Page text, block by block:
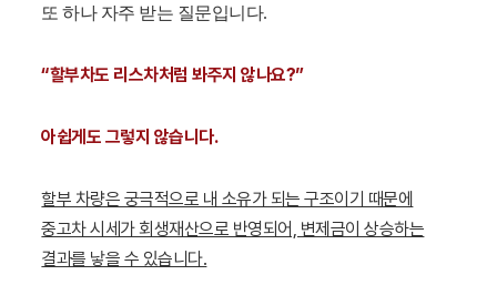
또 하나 자주 받는 질문입니다.
“할부차도 리스차처럼 봐주지 않나요?”
아쉽게도 그렇지 않습니다.
할부 차량은 궁극적으로 내 소유가 되는 구조이기 때문에
중고차 시세가 회생재산으로 반영되어, 변제금이 상승하는
결과를 낳을 수 있습니다.